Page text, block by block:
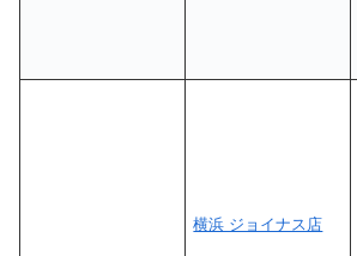
横浜 ジョイナス店